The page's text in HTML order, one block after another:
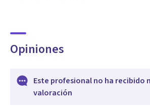
Opiniones
Este profesional no ha recibido
valoración